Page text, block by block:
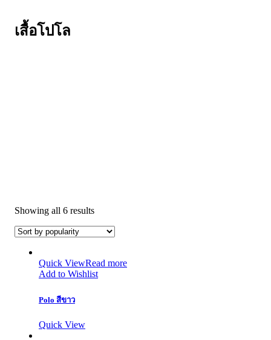
เสื้อโปโล
Showing all 6 results
Quick ViewRead more
Add to Wishlist
Polo สีขาว
Quick View